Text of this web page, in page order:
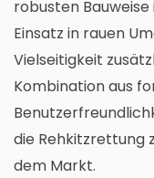
robusten
Einsatz in rauen
Vielseitigkeit
Kombination aus
die Rehkitzrettung
dem Markt.